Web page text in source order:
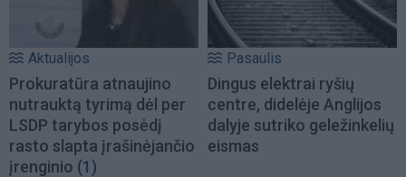
Aktualijos
Prokuratūra atnaujino
nutrauktą tyrimą dėl per
LSDP tarybos posėdį
rasto slapta įrašinėjančio
įrenginio (1)
Pasaulis
Dingus elektrai ryšių
centre, didelėje Anglijos
dalyje sutriko geležinkelių
eismas